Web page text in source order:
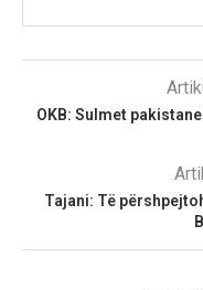
OKB: Sulmet
Tajani: Të